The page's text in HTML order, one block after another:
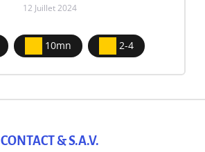
12 Juillet 2024
10mn 2-4
CONTACT & S.A.V.